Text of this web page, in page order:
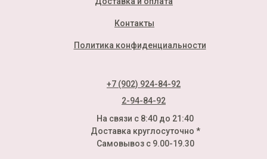
На связи с 8:40 до 21:40
Доставка круглосуточно *
Самовывоз с 9.00-19.30
Политика конфиденциальности
Контакты
+7 (902) 924-84-92
2-94-84-92